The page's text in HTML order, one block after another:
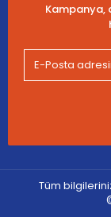
Kampanya,
Tüm